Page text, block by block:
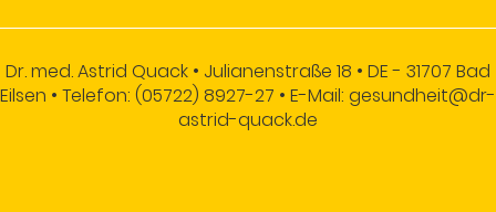
Dr. med. Astrid Quack • Julianenstraße 18 • DE - 31707 Bad
Eilsen • Telefon: (05722) 8927-27 • E-Mail: gesundheit@dr-
astrid-quack.de